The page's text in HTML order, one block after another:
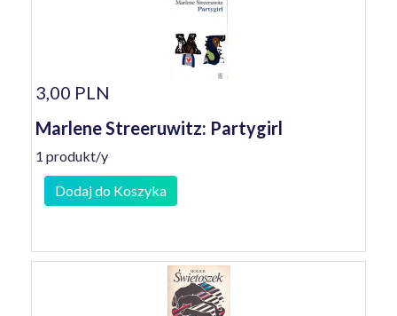
3,00 PLN
Marlene Streeruwitz: Partygirl
1 produkt/y
Dodaj do Koszyka